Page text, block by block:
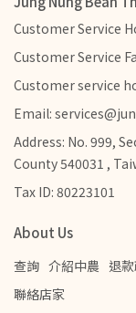
Customer Service
Customer Service
Customer service
Email:
Address: No. 999,
County 540031 ,
Tax ID: 80223101
About Us
查詢 介紹中農 退
聯絡店家